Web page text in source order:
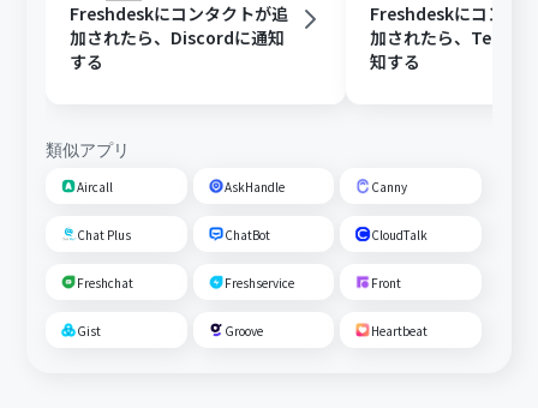
Freshdeskにコンタクトが追
加されたら、Discordに通知
する
Freshdeskにコンタ
加されたら、
知する
類似アプリ
Aircall AskHandle Canny
Chat Plus ChatBot CloudTalk
Freshchat Freshservice Front
Gist Groove Heartbeat